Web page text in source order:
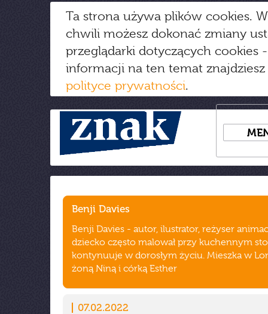
Ta strona używa plików cookies.
chwili możesz dokonać zmiany
przeglądarki dotyczących cookies
informacji na ten temat
polityce prywatności.
Benji Davies
Benji Davies - autor, ilustrator, reżyser
dziecko często malował przy kuchennym
kontynuuje w dorosłym życiu. Mieszka w
żoną Niną i córką Esther
07.02.2022